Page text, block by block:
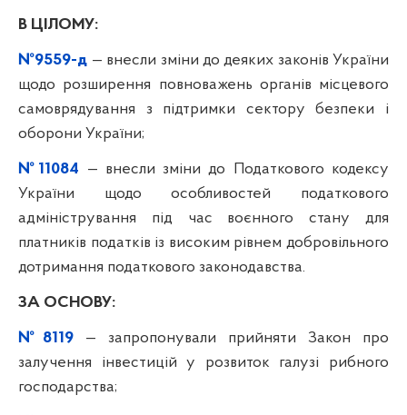
В ЦІЛОМУ:
№9559-д — внесли зміни до деяких законів України
щодо розширення повноважень органів місцевого
самоврядування з підтримки сектору безпеки і
оборони України;
№11084 — внесли зміни до Податкового кодексу
України щодо особливостей податкового
адміністрування під час воєнного стану для
платників податків із високим рівнем добровільного
дотримання податкового законодавства.
ЗА ОСНОВУ:
№8119 — запропонували прийняти Закон про
залучення інвестицій у розвиток галузі рибного
господарства;